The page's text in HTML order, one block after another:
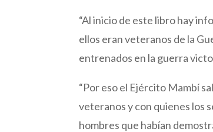
“Al inicio de este libro hay
ellos eran veteranos de la
entrenados en la guerra
“Por eso el Ejército Mambí
veteranos y con quienes los
hombres que habían